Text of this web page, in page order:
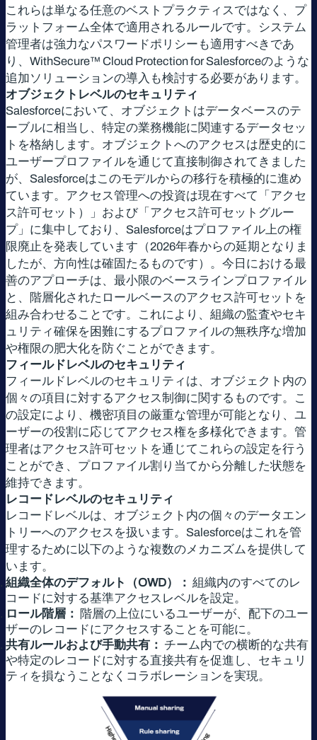
これらは単なる任意のベストプラクティスではなく、プ
ラットフォーム全体で適用されるルールです。システム
管理者は強力なパスワードポリシーも適用すべきであ
り、WithSecure™ Cloud Protection for Salesforceのような
追加ソリューションの導入も検討する必要があります。
オブジェクトレベルのセキュリティ
Salesforceにおいて、オブジェクトはデータベースのテ
ーブルに相当し、特定の業務機能に関連するデータセッ
トを格納します。オブジェクトへのアクセスは歴史的に
ユーザープロファイルを通じて直接制御されてきました
が、Salesforceはこのモデルからの移行を積極的に進め
ています。アクセス管理への投資は現在すべて「アクセ
ス許可セット）」および「アクセス許可セットグルー
プ」に集中しており、Salesforceはプロファイル上の権
限廃止を発表しています（2026年春からの延期となりま
したが、方向性は確固たるものです）。今日における最
善のアプローチは、最小限のベースラインプロファイル
と、階層化されたロールベースのアクセス許可セットを
組み合わせることです。これにより、組織の監査やセキ
ュリティ確保を困難にするプロファイルの無秩序な増加
や権限の肥大化を防ぐことができます。
フィールドレベルのセキュリティ
フィールドレベルのセキュリティは、オブジェクト内の
個々の項目に対するアクセス制御に関するものです。こ
の設定により、機密項目の厳重な管理が可能となり、ユ
ーザーの役割に応じてアクセス権を多様化できます。管
理者はアクセス許可セットを通じてこれらの設定を行う
ことができ、プロファイル割り当てから分離した状態を
維持できます。
レコードレベルのセキュリティ
レコードレベルは、オブジェクト内の個々のデータエン
トリーへのアクセスを扱います。Salesforceはこれを管
理するために以下のような複数のメカニズムを提供して
います。
組織全体のデフォルト（OWD）： 組織内のすべてのレ
コードに対する基準アクセスレベルを設定。
ロール階層：
階層の上位にいるユーザーが、配下のユー
ザーのレコードにアクセスすることを可能に。
共有ルールおよび手動共有： チーム内での横断的な共有
や特定のレコードに対する直接共有を促進し、セキュリ
ティを損なうことなくコラボレーションを実現。